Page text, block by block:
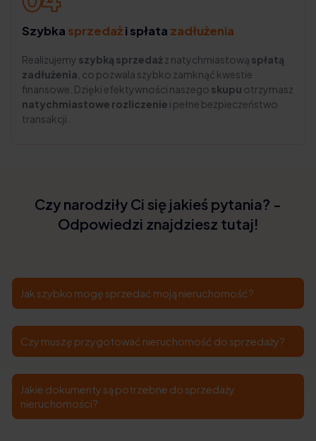
Szybka sprzedażi spłata zadłużenia
Realizujemy szybką sprzedaż z natychmiastową spłatą
zadłużenia , co pozwala szybko zamknąć kwestie
finansowe. Dzięki efektywności naszego skupu otrzymasz
natychmiastowe rozliczenie i pełne bezpieczeństwo
transakcji.
Czy narodziły Ci się jakieś pytania? -
Odpowiedzi znajdziesz tutaj!
Jak szybko mogę sprzedać moją nieruchomość?
Czy muszę przygotować nieruchomość do sprzedaży?
Jakie dokumenty są potrzebne do sprzedaży
nieruchomości?